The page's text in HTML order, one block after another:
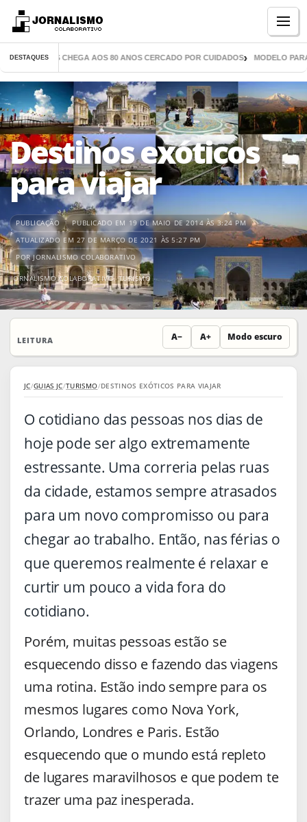
DESTAQUES
MIL LIVROS CHEGA AOS 80 ANOS CERCADO POR CUIDADOS MODELO
Destinos exóticos
para viajar
PUBLICAÇÃO
PUBLICADO EM 19 DE MAIO DE 2014 ÀS 3:24 PM
ATUALIZADO EM 27 DE MARÇO DE 2021 ÀS 5:27 PM
POR JORNALISMO COLABORATIVO
JORNALISMO COLABORATIVO,TURISMO
LEITURA A− A+ Modo escuro
JC/GUIAS JC/TURISMO/DESTINOS EXÓTICOS PARA VIAJAR
O cotidiano das pessoas nos dias de
hoje pode ser algo extremamente
estressante. Uma correria pelas ruas
da cidade, estamos sempre atrasados
para um novo compromisso ou para
chegar ao trabalho. Então, nas férias o
que queremos realmente é relaxar e
curtir um pouco a vida fora do
cotidiano.
Porém, muitas pessoas estão se
esquecendo disso e fazendo das viagens
uma rotina. Estão indo sempre para os
mesmos lugares como Nova York,
Orlando, Londres e Paris. Estão
esquecendo que o mundo está repleto
de lugares maravilhosos e que podem te
trazer uma paz inesperada.